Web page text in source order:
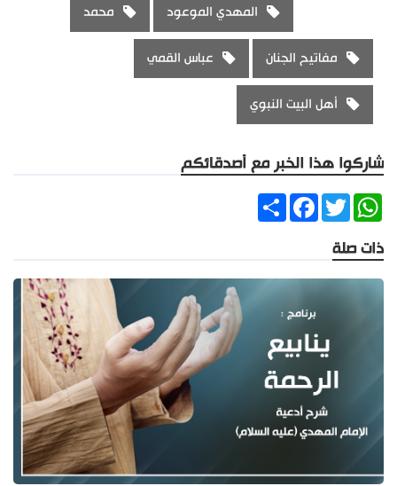
المهدي الموعود محمد
مفاتيح الجنان عباس القمي
أهل البيت النبوي
شاركوا هذا الخبر مع أصدقائكم
ShareFacebookTwitter
WhatsApp
ذات صلة